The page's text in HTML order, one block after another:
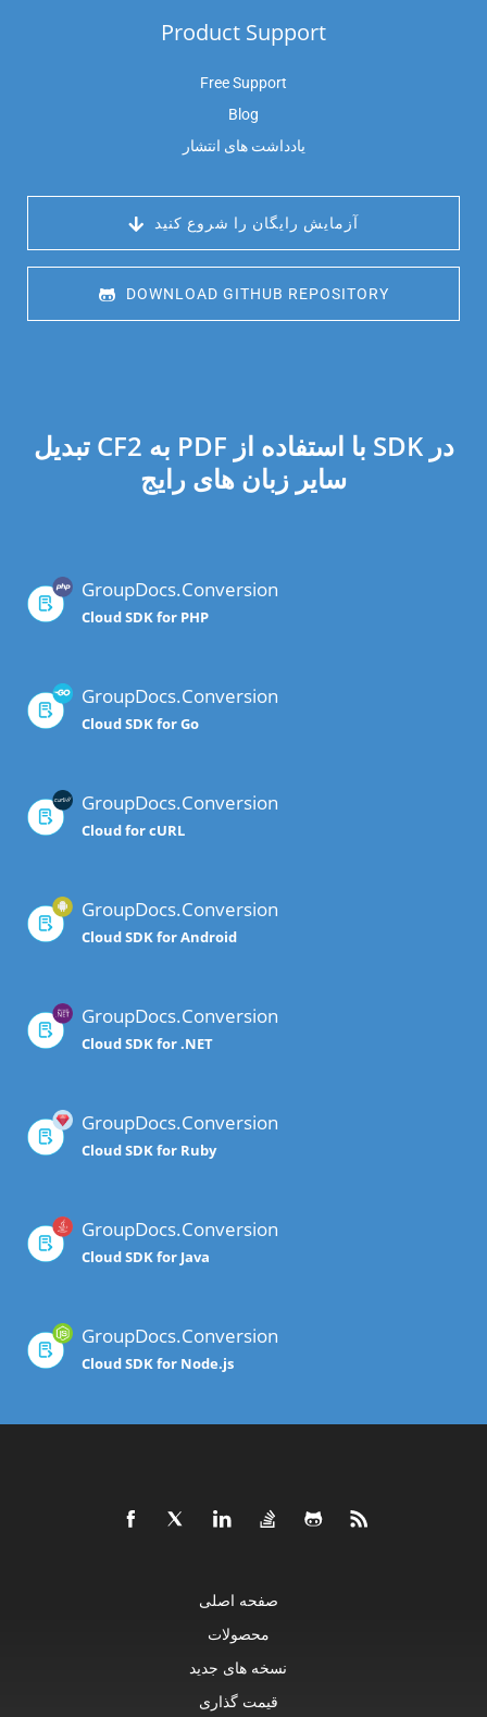
Product Support
Free Support
Blog
یادداشت های انتشار
آزمایش رایگان را شروع کنید
DOWNLOAD GITHUB REPOSITORY
تبدیل CF2 به PDF با استفاده از SDK در
سایر زبان های رایج
GroupDocs.Conversion
Cloud SDK for PHP
GroupDocs.Conversion
Cloud SDK for Go
GroupDocs.Conversion
Cloud for cURL
GroupDocs.Conversion
Cloud SDK for Android
GroupDocs.Conversion
Cloud SDK for .NET
GroupDocs.Conversion
Cloud SDK for Ruby
GroupDocs.Conversion
Cloud SDK for Java
GroupDocs.Conversion
Cloud SDK for Node.js
صفحه اصلی
محصولات
نسخه های جدید
قیمت گذاری